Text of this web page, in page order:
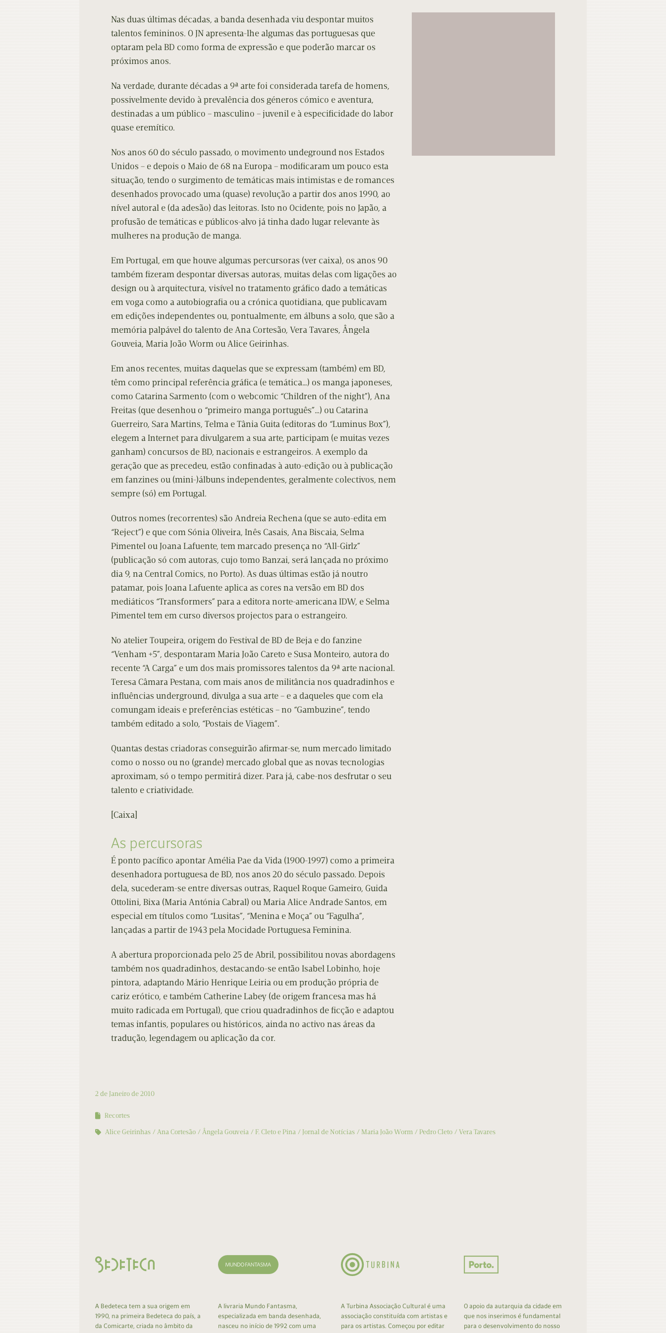
Nas duas últimas décadas, a banda desenhada viu despontar muitos
talentos femininos. O JN apresenta-lhe algumas das portuguesas que
optaram pela BD como forma de expressão e que poderão marcar os
próximos anos.
Na verdade, durante décadas a 9ª arte foi considerada tarefa de homens,
possivelmente devido à prevalência dos géneros cómico e aventura,
destinadas a um público – masculino – juvenil e à especificidade do labor
quase eremítico.
Nos anos 60 do século passado, o movimento undeground nos Estados
Unidos – e depois o Maio de 68 na Europa – modificaram um pouco esta
situação, tendo o surgimento de temáticas mais intimistas e de romances
desenhados provocado uma (quase) revolução a partir dos anos 1990, ao
nível autoral e (da adesão) das leitoras. Isto no Ocidente, pois no Japão, a
profusão de temáticas e públicos-alvo já tinha dado lugar relevante às
mulheres na produção de manga.
Em Portugal, em que houve algumas percursoras (ver caixa), os anos 90
também fizeram despontar diversas autoras, muitas delas com ligações ao
design ou à arquitectura, visível no tratamento gráfico dado a temáticas
em voga como a autobiografia ou a crónica quotidiana, que publicavam
em edições independentes ou, pontualmente, em álbuns a solo, que são a
memória palpável do talento de Ana Cortesão, Vera Tavares, Ângela
Gouveia, Maria João Worm ou Alice Geirinhas.
Em anos recentes, muitas daquelas que se expressam (também) em BD,
têm como principal referência gráfica (e temática…) os manga japoneses,
como Catarina Sarmento (com o webcomic “Children of the night”), Ana
Freitas (que desenhou o “primeiro manga português”…) ou Catarina
Guerreiro, Sara Martins, Telma e Tânia Guita (editoras do “Luminus Box”),
elegem a Internet para divulgarem a sua arte, participam (e muitas vezes
ganham) concursos de BD, nacionais e estrangeiros. A exemplo da
geração que as precedeu, estão confinadas à auto-edição ou à publicação
em fanzines ou (mini-)álbuns independentes, geralmente colectivos, nem
sempre (só) em Portugal.
Outros nomes (recorrentes) são Andreia Rechena (que se auto-edita em
“Reject”) e que com Sónia Oliveira, Inês Casais, Ana Biscaia, Selma
Pimentel ou Joana Lafuente, tem marcado presença no “All-Girlz”
(publicação só com autoras, cujo tomo Banzai, será lançada no próximo
dia 9, na Central Comics, no Porto). As duas últimas estão já noutro
patamar, pois Joana Lafuente aplica as cores na versão em BD dos
mediáticos “Transformers” para a editora norte-americana IDW, e Selma
Pimentel tem em curso diversos projectos para o estrangeiro.
No atelier Toupeira, origem do Festival de BD de Beja e do fanzine
“Venham +5”, despontaram Maria João Careto e Susa Monteiro, autora do
recente “A Carga” e um dos mais promissores talentos da 9ª arte nacional.
Teresa Câmara Pestana, com mais anos de militância nos quadradinhos e
influências underground, divulga a sua arte – e a daqueles que com ela
comungam ideais e preferências estéticas – no “Gambuzine”, tendo
também editado a solo, “Postais de Viagem”.
Quantas destas criadoras conseguirão afirmar-se, num mercado limitado
como o nosso ou no (grande) mercado global que as novas tecnologias
aproximam, só o tempo permitirá dizer. Para já, cabe-nos desfrutar o seu
talento e criatividade.
[Caixa]
As percursoras
É ponto pacífico apontar Amélia Pae da Vida (1900-1997) como a primeira
desenhadora portuguesa de BD, nos anos 20 do século passado. Depois
dela, sucederam-se entre diversas outras, Raquel Roque Gameiro, Guida
Ottolini, Bixa (Maria Antónia Cabral) ou Maria Alice Andrade Santos, em
especial em títulos como “Lusitas”, “Menina e Moça” ou “Fagulha”,
lançadas a partir de 1943 pela Mocidade Portuguesa Feminina.
A abertura proporcionada pelo 25 de Abril, possibilitou novas abordagens
também nos quadradinhos, destacando-se então Isabel Lobinho, hoje
pintora, adaptando Mário Henrique Leiria ou em produção própria de
cariz erótico, e também Catherine Labey (de origem francesa mas há
muito radicada em Portugal), que criou quadradinhos de ficção e adaptou
temas infantis, populares ou históricos, ainda no activo nas áreas da
tradução, legendagem ou aplicação da cor.
2 de Janeiro de 2010
Recortes
Alice Geirinhas
Ana Cortesão Ângela Gouveia F. Cleto e Pina Jornal de Notícias Maria João Worm Pedro Cleto Vera Tavares
A Bedeteca tem a sua origem em
1990, na primeira Bedeteca do país, a
da Comicarte, criada no âmbito da
A livraria Mundo Fantasma,
especializada em banda desenhada,
nasceu no início de 1992 com uma
A Turbina Associação Cultural é uma
associação constituída com artistas e
para os artistas. Começou por editar
O apoio da autarquia da cidade em
que nos inserimos é fundamental
para o desenvolvimento do nosso